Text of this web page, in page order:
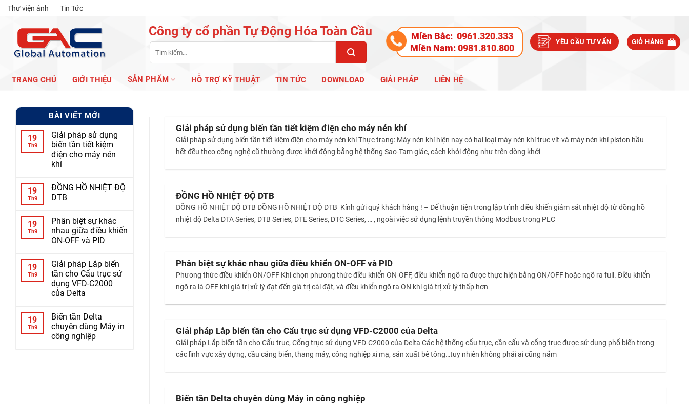
Skip
content
Thư viện ảnh Tin Tức
Công ty cổ phần Tự Động Hóa Toàn Cầu
Tìm
kiếm:
Miền Bắc: 0961.320.333
Miền Nam:0981.810.800
YÊU CẦU TƯ VẤN GIỎ HÀNG
TRANG CHỦ GIỚI THIỆU SẢN PHẨM HỖ TRỢ KỸ THUẬT TIN TỨC DOWNLOAD GIẢI PHÁP LIÊN HỆ
BÀI VIẾT MỚI
19
Th9
Giải pháp sử dụng
biến tần tiết kiệm
điện cho máy nén
khí
19
Th9
ĐỒNG HỒ NHIỆT ĐỘ
DTB
19
Th9
Phân biệt sự khác
nhau giữa điều khiển
ON-OFF và PID
19
Th9
Giải pháp Lắp biến
tần cho Cẩu trục sử
dụng VFD-C2000
của Delta
19
Th9
Biến tần Delta
chuyên dùng Máy in
công nghiệp
Giải pháp sử dụng biến tần tiết kiệm điện cho máy nén khí
Giải pháp sử dụng biến tần tiết kiệm điện cho máy nén khí Thực trạng: Máy nén khí hiện nay có hai loại máy nén khí trục vít-và máy nén khí piston hầu
hết đều theo công nghệ cũ thường được khởi động bằng hệ thống Sao-Tam giác, cách khởi động như trên dòng khởi
ĐỒNG HỒ NHIỆT ĐỘ DTB
ĐỒNG HỒ NHIỆT ĐỘ DTB ĐỒNG HỒ NHIỆT ĐỘ DTB Kính gửi quý khách hàng ! – Để thuận tiện trong lập trình điều khiển giám sát nhiệt độ từ đồng hồ
nhiệt độ Delta DTA Series, DTB Series, DTE Series, DTC Series, … , ngoài việc sử dụng lệnh truyền thông Modbus trong PLC
Phân biệt sự khác nhau giữa điều khiển ON-OFF và PID
Phương thức điều khiển ON/OFF Khi chọn phương thức điều khiển ON-OFF, điều khiển ngõ ra được thực hiện bằng ON/OFF hoặc ngõ ra full. Điều khiển
ngõ ra là OFF khi giá trị xử lý đạt đến giá trị cài đặt, và điều khiển ngõ ra ON khi giá trị xử lý thấp hơn
Giải pháp Lắp biến tần cho Cẩu trục sử dụng VFD-C2000 của Delta
Giải pháp Lắp biến tần cho Cẩu trục, Cổng trục sử dụng VFD-C2000 của Delta Các hệ thống cẩu trục, cần cẩu và cổng trục được sử dụng phổ biến trong
các lĩnh vực xây dựng, cầu cảng biển, thang máy, công nghiệp xi mạ, sản xuất bê tông…tuy nhiên không phải ai cũng nắm
Biến tần Delta chuyên dùng Máy in công nghiệp